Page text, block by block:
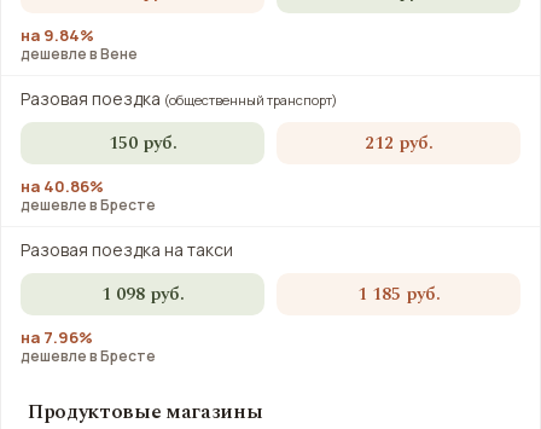
на 9.84%
дешевле в Вене
Разовая поездка (общественный транспорт)
150 руб. 212 руб.
на 40.86%
дешевле в Бресте
Разовая поездка на такси
1 098 руб. 1 185 руб.
на 7.96%
дешевле в Бресте
Продуктовые магазины